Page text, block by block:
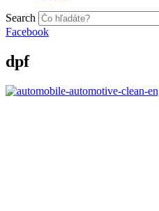
Search
Facebook
dpf